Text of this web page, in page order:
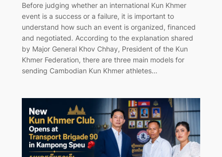
Before judging whether an international Kun Khmer
event is a success or a failure, it is important to
understand how such an event is organized, financed
and negotiated. According to the explanation shared
by Major General Khov Chhay, President of the Kun
Khmer Federation, there are three main models for
sending Cambodian Kun Khmer athletes…